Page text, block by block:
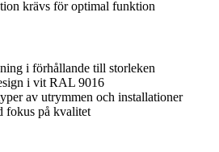
krävs för optimal funktion
i förhållande till storleken
i vit RAL 9016
av utrymmen och installationer
fokus på kvalitet